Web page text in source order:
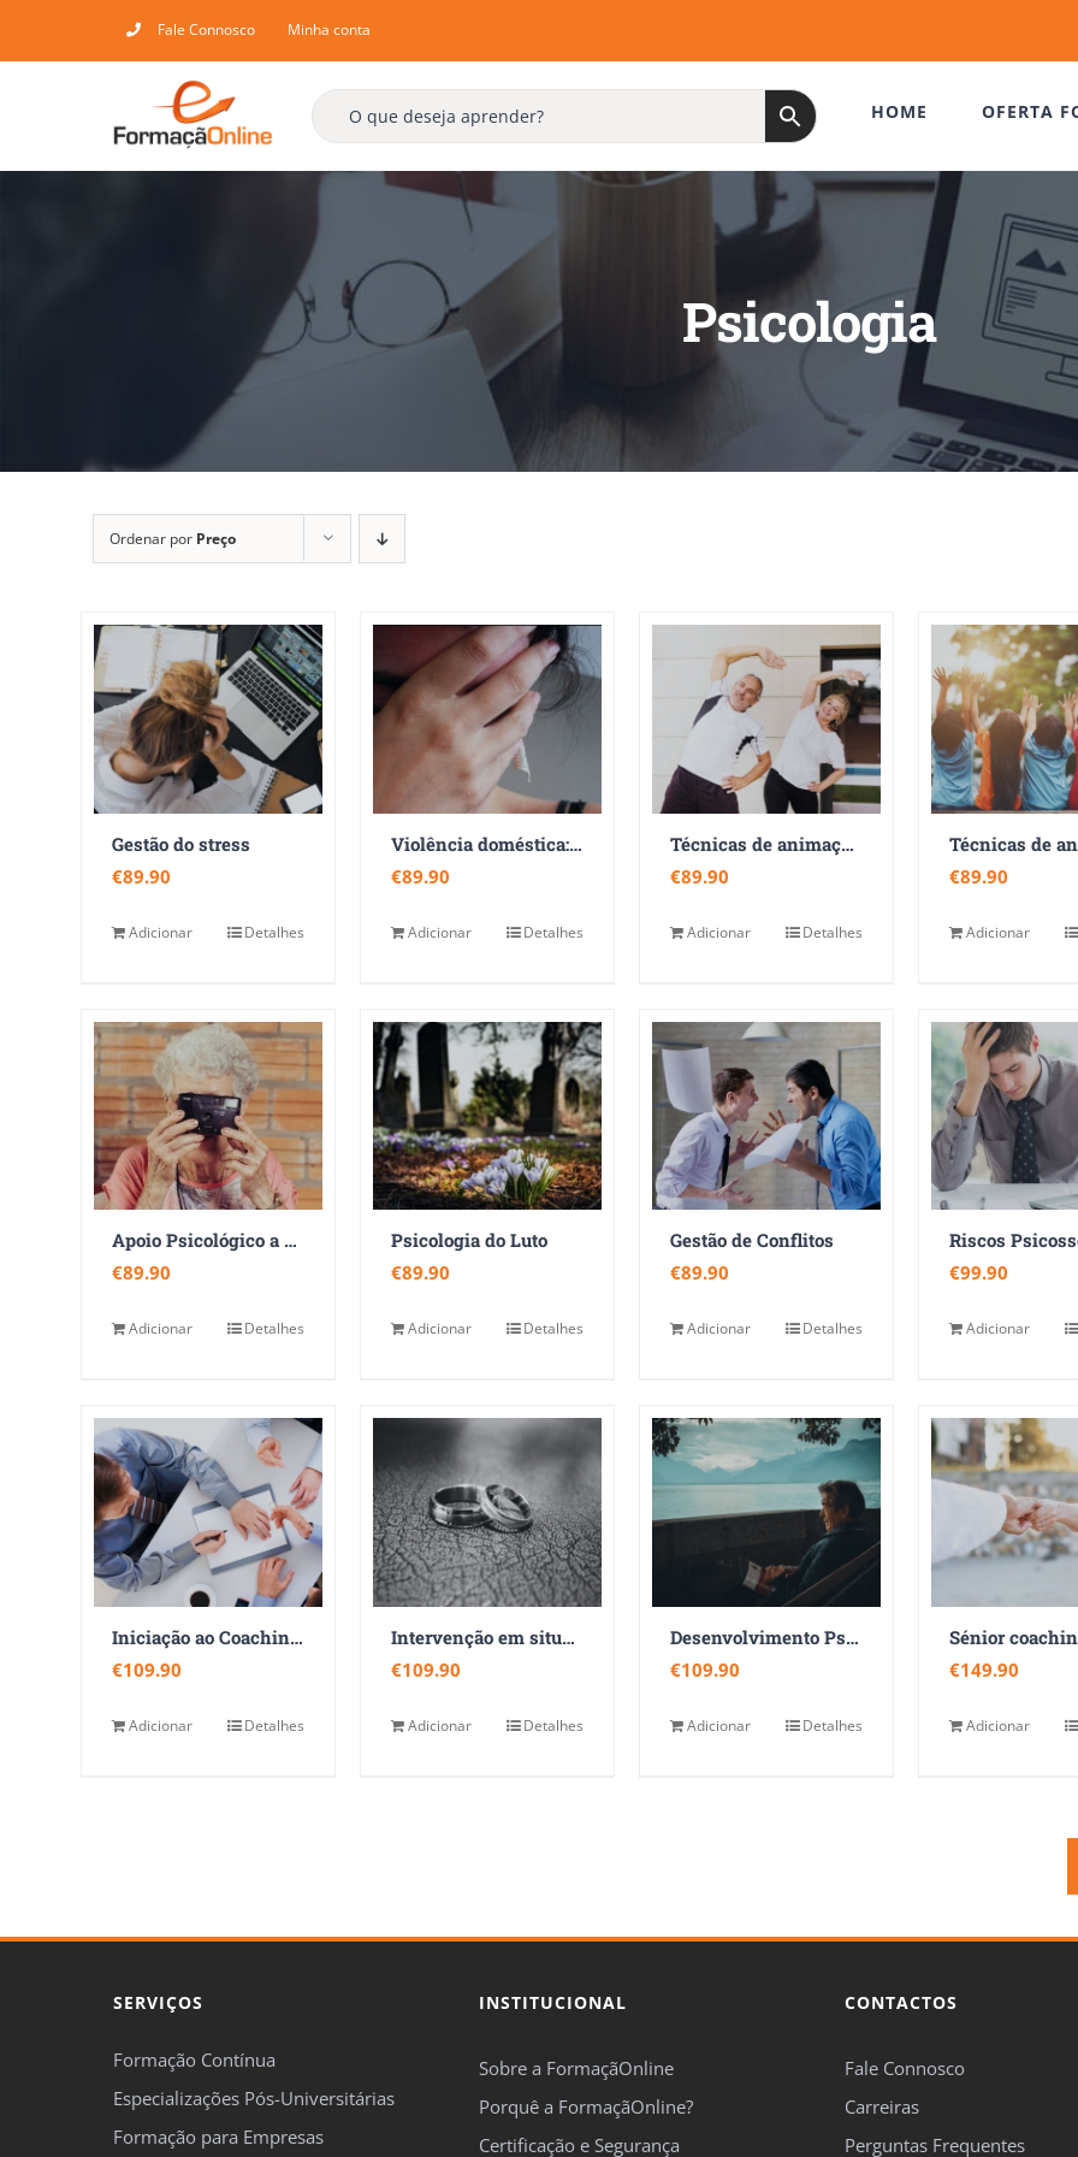
to
Fale Connosco Minha conta
HOME OFERTA
Psicologia
Ordenar por Preço
Gestão do stress
€89.90
Adicionar Detalhes
Violência doméstica: atendimento e intervenção
€89.90
Adicionar Detalhes
Técnicas de animação para a terceira idade
€89.90
Adicionar Detalhes
€89.90
Adicionar
Apoio Psicológico a Familiares e Cuidadores de Doentes com Demência
€89.90
Adicionar Detalhes
Psicologia do Luto
€89.90
Adicionar Detalhes
Gestão de Conflitos
€89.90
Adicionar Detalhes
€99.90
Adicionar
Iniciação ao Coaching e Programação Neurolinguística
€109.90
Adicionar Detalhes
Intervenção em situações de divórcio e separação
€109.90
Adicionar Detalhes
Desenvolvimento Psicossocial e Geriatria
€109.90
Adicionar Detalhes
Sénior
€149.90
Adicionar
SERVIÇOS
Formação Contínua
Especializações Pós-Universitárias
Formação para Empresas
INSTITUCIONAL
Sobre a FormaçãOnline
Porquê a FormaçãOnline?
Certificação e Segurança
CONTACTOS
Fale Connosco
Carreiras
Perguntas Frequentes